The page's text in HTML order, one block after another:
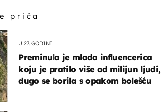
priča
U 27. GODINI
Preminula je mlada influencerica
koju je pratilo više od milijun ljudi,
dugo se borila s opakom bolešću